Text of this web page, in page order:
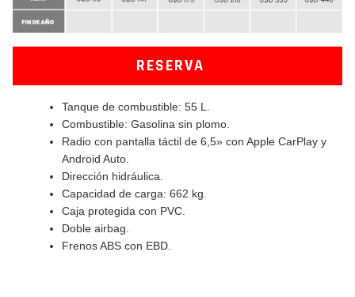
RESERVA
Tanque de combustible: 55 L.
Combustible: Gasolina sin plomo.
Radio con pantalla táctil de 6,5» con Apple CarPlay y
Android Auto.
Dirección hidráulica.
Capacidad de carga: 662 kg.
Caja protegida con PVC.
Doble airbag.
Frenos ABS con EBD.